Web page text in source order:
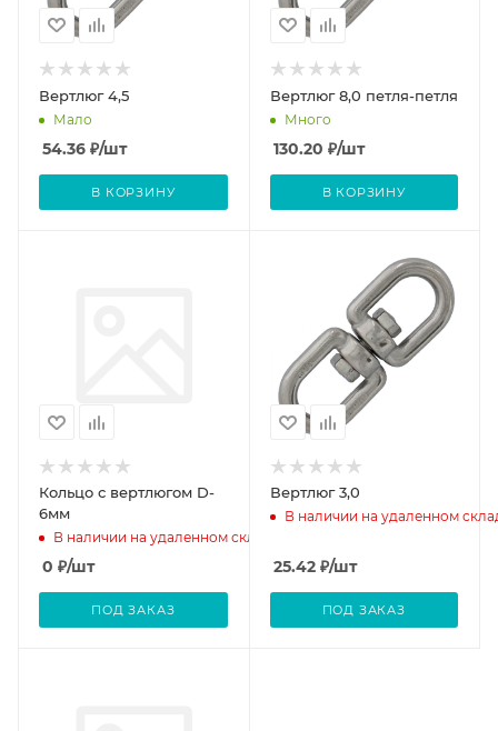
Вертлюг 4,5
Мало
54.36 ₽/шт
В КОРЗИНУ
Вертлюг 8,0 петля-петля
Много
130.20 ₽/шт
В КОРЗИНУ
Кольцо с вертлюгом D-
6мм
В наличии на удаленном складе
0 ₽/шт
ПОД ЗАКАЗ
Вертлюг 3,0
В наличии на удаленном
25.42₽/шт
ПОД ЗАКАЗ